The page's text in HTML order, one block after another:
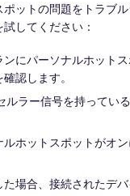
ットの問題をトラブ
してください：
ンにパーソナルホット
認します。
ルラー信号を持ってい
ホットスポットがオ
場合、接続されたデ